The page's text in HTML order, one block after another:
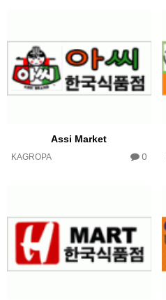
Assi Market
KAGROPA 0